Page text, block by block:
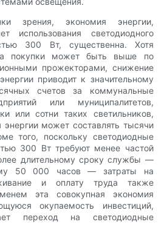
зрения, экономия энергии,
использования светодиодного
300 Вт, существенна. Хотя
покупки может быть выше по
прожекторами, снижение
приводит к значительному
счетов за коммунальные
или муниципалитетов,
или сотни таких светильников,
энергии может составлять тысячи
того, поскольку светодиодные
300 Вт требуют менее частой
длительному сроку службы —
50 000 часов — затраты на
и оплату труда также
эта совокупная экономия
окупаемость инвестиций,
переход на светодиодные